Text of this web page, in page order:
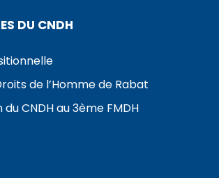
DU CNDH
de l’Homme de Rabat
CNDH au 3ème FMDH